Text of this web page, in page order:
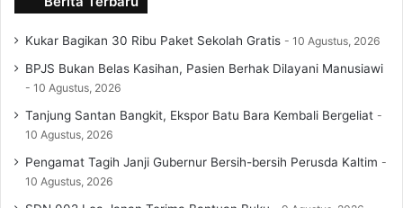
Kukar Bagikan 30 Ribu Paket Sekolah Gratis 10 Agustus, 2026
BPJS Bukan Belas Kasihan, Pasien Berhak Dilayani Manusiawi
10 Agustus, 2026
Tanjung Santan Bangkit, Ekspor Batu Bara Kembali Bergeliat
10 Agustus, 2026
Pengamat Tagih Janji Gubernur Bersih-bersih Perusda Kaltim
10 Agustus, 2026